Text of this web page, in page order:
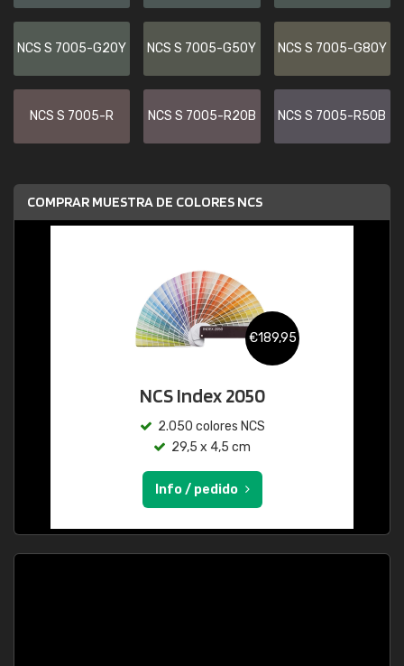
NCS S 7005-G20Y NCS S 7005-G50Y NCS S 7005-G80Y
NCS S 7005-R NCS S 7005-R20B NCS S 7005-R50B
COMPRAR MUESTRA DE COLORES NCS
€189,95
NCS Index 2050
2.050 colores NCS
29,5 x 4,5 cm
Info / pedido